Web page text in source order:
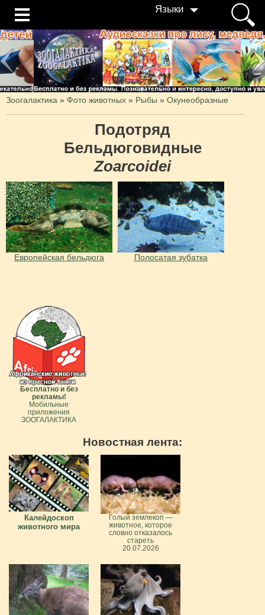
Языки
Зоогалактика » Фото животных » Рыбы » Окунеобразные
Подотряд
Бельдюговидные
Zoarcoidei
Европейская бельдюга Полосатая зубатка
Бесплатно и без
рекламы!
Мобильные
приложения
ЗООГАЛАКТИКА
Новостная лента:
Калейдоскоп
животного мира
Голый землекоп —
животное, которое
словно отказалось
стареть
20.07.2026